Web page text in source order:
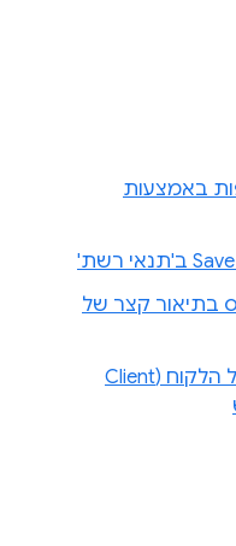
באמצעות
בתיאור קצר של
שינוי גורמי הצורה ברמזים על הלקוח (Client